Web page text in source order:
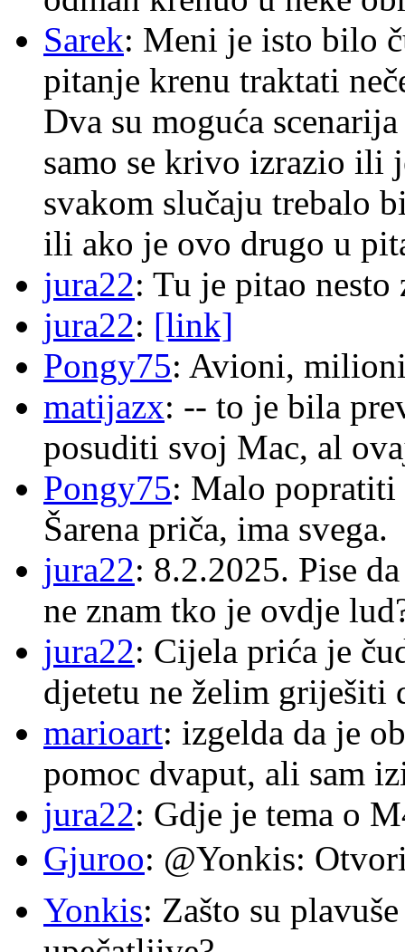
Sarek: Meni je isto bilo
pitanje krenu traktati
Dva su moguća
samo se krivo izrazio ili
svakom slučaju trebalo
ili ako je ovo drugo u
jura22: Tu je pitao
jura22: [link]
Pongy75: Avioni,
matijazx: -- to je bila
posuditi svoj Mac, al
Pongy75: Malo popratiti
Šarena priča, ima svega.
jura22: 8.2.2025. Pise
ne znam tko je ovdje
jura22: Cijela prića je
djetetu ne želim griješiti
marioart: izgelda da je
pomoc dvaput, ali sam
jura22: Gdje je tema o
Gjuroo: @Yonkis:
Yonkis: Zašto su